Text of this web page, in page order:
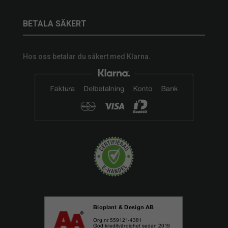
BETALA SÄKERT
Hos oss betalar du säkert med Klarna.